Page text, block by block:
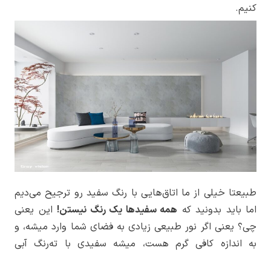
کنیم.
طبیعتا خیلی از ما اتاق‌هایی با رنگ سفید رو ترجیح می‌دیم
اما باید بدونید که همه سفیدها یک رنگ نیستن! این یعنی
چی؟ یعنی اگر نور طبیعی زیادی به فضای شما وارد میشه، و
به اندازه کافی گرم هست، میشه سفیدی با ته‌رنگ آبی